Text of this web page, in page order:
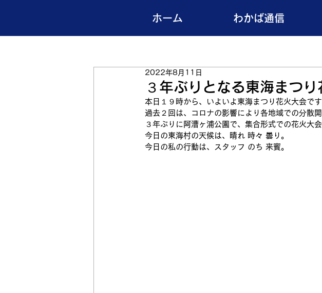
ホーム わかば通信
３年ぶりとなる東海まつり
2022年8月11日
本日１９時から、いよいよ東海まつり花火大会です
過去２回は、コロナの影響により各地域での分散
３年ぶりに阿漕ヶ浦公園で、集合形式での花火大会
今日の東海村の天候は、晴れ 時々 曇り。
今日の私の行動は、スタッフ のち 来賓。